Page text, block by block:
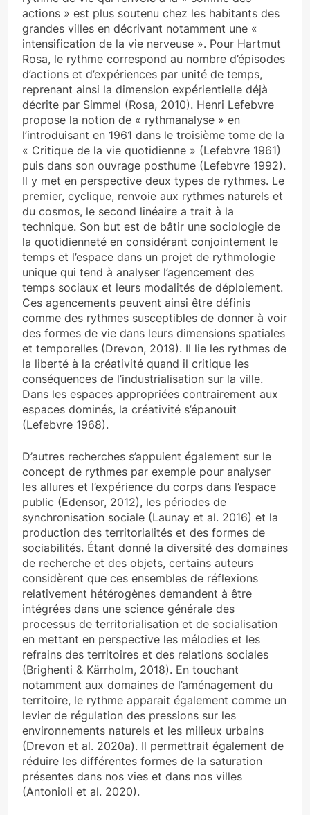
actions » est plus soutenu chez les habitants des
grandes villes en décrivant notamment une «
intensification de la vie nerveuse ». Pour Hartmut
Rosa, le rythme correspond au nombre d’épisodes
d’actions et d’expériences par unité de temps,
reprenant ainsi la dimension expérientielle déjà
décrite par Simmel (Rosa, 2010). Henri Lefebvre
propose la notion de « rythmanalyse » en
l’introduisant en 1961 dans le troisième tome de la
« Critique de la vie quotidienne » (Lefebvre 1961)
puis dans son ouvrage posthume (Lefebvre 1992).
Il y met en perspective deux types de rythmes. Le
premier, cyclique, renvoie aux rythmes naturels et
du cosmos, le second linéaire a trait à la
technique. Son but est de bâtir une sociologie de
la quotidienneté en considérant conjointement le
temps et l’espace dans un projet de rythmologie
unique qui tend à analyser l’agencement des
temps sociaux et leurs modalités de déploiement.
Ces agencements peuvent ainsi être définis
comme des rythmes susceptibles de donner à voir
des formes de vie dans leurs dimensions spatiales
et temporelles (Drevon, 2019). Il lie les rythmes de
la liberté à la créativité quand il critique les
conséquences de l’industrialisation sur la ville.
Dans les espaces appropriées contrairement aux
espaces dominés, la créativité s’épanouit
(Lefebvre 1968).
D’autres recherches s’appuient également sur le
concept de rythmes par exemple pour analyser
les allures et l’expérience du corps dans l’espace
public (Edensor, 2012), les périodes de
synchronisation sociale (Launay et al. 2016) et la
production des territorialités et des formes de
sociabilités. Étant donné la diversité des domaines
de recherche et des objets, certains auteurs
considèrent que ces ensembles de réflexions
relativement hétérogènes demandent à être
intégrées dans une science générale des
processus de territorialisation et de socialisation
en mettant en perspective les mélodies et les
refrains des territoires et des relations sociales
(Brighenti & Kärrholm, 2018). En touchant
notamment aux domaines de l’aménagement du
territoire, le rythme apparait également comme un
levier de régulation des pressions sur les
environnements naturels et les milieux urbains
(Drevon et al. 2020a). Il permettrait également de
réduire les différentes formes de la saturation
présentes dans nos vies et dans nos villes
(Antonioli et al. 2020).